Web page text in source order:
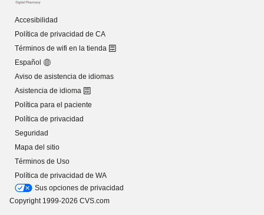
Accesibilidad
Política de privacidad de CA
Términos de wifi en la tienda
Español
Aviso de asistencia de idiomas
Asistencia de idioma
Política para el paciente
Política de privacidad
Seguridad
Mapa del sitio
Términos de Uso
Política de privacidad de WA
Sus opciones de privacidad
Copyright 1999-2026 CVS.com